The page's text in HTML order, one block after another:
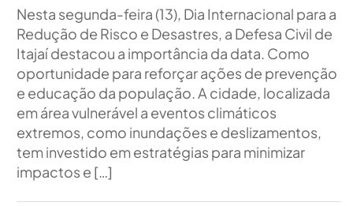
Nesta segunda-feira (13), Dia Internacional para a
Redução de Risco e Desastres, a Defesa Civil de
Itajaí destacou a importância da data. Como
oportunidade para reforçar ações de prevenção
e educação da população. A cidade, localizada
em área vulnerável a eventos climáticos
extremos, como inundações e deslizamentos,
tem investido em estratégias para minimizar
impactos e […]